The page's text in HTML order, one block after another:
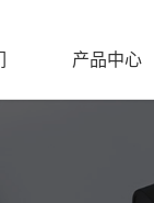
产品中心